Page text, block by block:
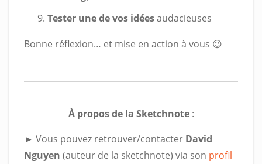
Tester une de vos idéesaudacieuses
Bonne réflexion… et mise en action à vous 😉
À propos de la Sketchnote:
► Vous pouvez retrouver/contacter David
Nguyen (auteur de la sketchnote) via son profil